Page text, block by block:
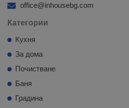
office@inhousebg.com
Категории
Кухня
За дома
Почистване
Баня
Градина